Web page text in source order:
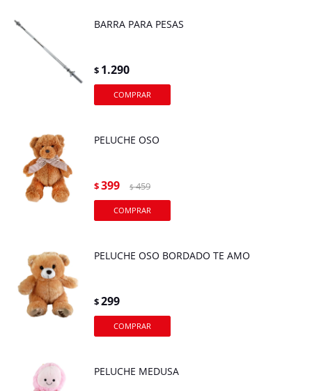
BARRA PARA PESAS
$ 1.290
PELUCHE OSO
$399 $ 459
PELUCHE OSO BORDADO TE AMO
$299
PELUCHE MEDUSA